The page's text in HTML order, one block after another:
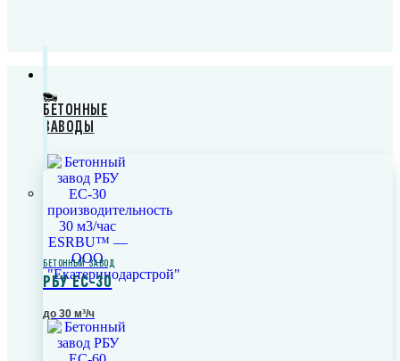
БЕТОННЫЕ
ЗАВОДЫ
БЕТОННЫЙ ЗАВОД
РБУ ЕС-30
до 30 м³/ч